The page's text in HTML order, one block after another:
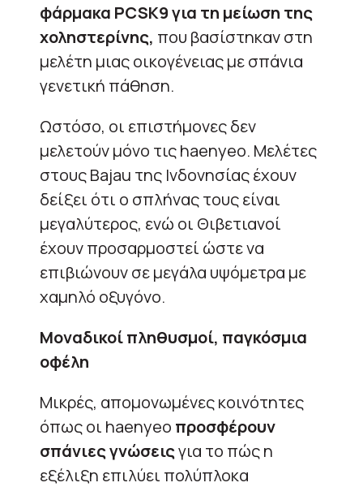
φάρμακα PCSK9 για τη μείωση της
χοληστερίνης, που βασίστηκαν στη
μελέτη μιας οικογένειας με σπάνια
γενετική πάθηση.
Ωστόσο, οι επιστήμονες δεν
μελετούν μόνο τις haenyeo. Μελέτες
στους Bajau της Ινδονησίας έχουν
δείξει ότι ο σπλήνας τους είναι
μεγαλύτερος, ενώ οι Θιβετιανοί
έχουν προσαρμοστεί ώστε να
επιβιώνουν σε μεγάλα υψόμετρα με
χαμηλό οξυγόνο.
Μοναδικοί πληθυσμοί, παγκόσμια
οφέλη
Μικρές, απομονωμένες κοινότητες
όπως οι haenyeo προσφέρουν
σπάνιες γνώσειςγια το πώς η
εξέλιξη επιλύει πολύπλοκα